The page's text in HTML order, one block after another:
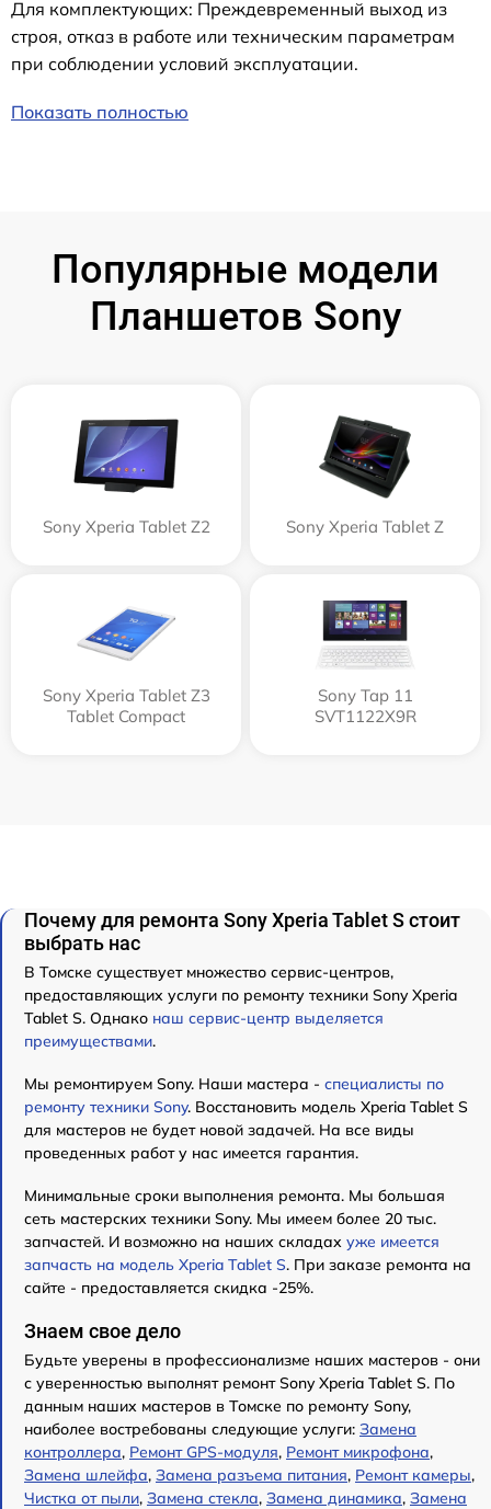
Для комплектующих: Преждевременный выход из
строя, отказ в работе или техническим параметрам
при соблюдении условий эксплуатации.
Показать полностью
Популярные модели
Планшетов Sony
Sony Xperia Tablet Z2 Sony Xperia Tablet Z
Sony Xperia Tablet Z3
Tablet Compact
Sony Tap 11
SVT1122X9R
Почему для ремонта Sony Xperia Tablet S стоит
выбрать нас
В Томске существует множество сервис-центров,
предоставляющих услуги по ремонту техники Sony Xperia
Tablet S. Однако наш сервис-центр выделяется
преимуществами.
Мы ремонтируем Sony. Наши мастера - специалисты по
ремонту техники Sony. Восстановить модель Xperia Tablet S
для мастеров не будет новой задачей. На все виды
проведенных работ у нас имеется гарантия.
Минимальные сроки выполнения ремонта. Мы большая
сеть мастерских техники Sony. Мы имеем более 20 тыс.
запчастей. И возможно на наших складах уже имеется
запчасть на модель Xperia Tablet S. При заказе ремонта на
сайте - предоставляется скидка -25%.
Знаем свое дело
Будьте уверены в профессионализме наших мастеров - они
с уверенностью выполнят ремонт Sony Xperia Tablet S. По
данным наших мастеров в Томске по ремонту Sony,
наиболее востребованы следующие услуги: Замена
контроллера, Ремонт GPS-модуля, Ремонт микрофона,
Замена шлейфа, Замена разъема питания, Ремонт камеры,
Чистка от пыли, Замена стекла, Замена динамика, Замена